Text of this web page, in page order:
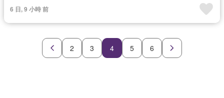
6 日, 9 小時 前
2 3 4 5 6